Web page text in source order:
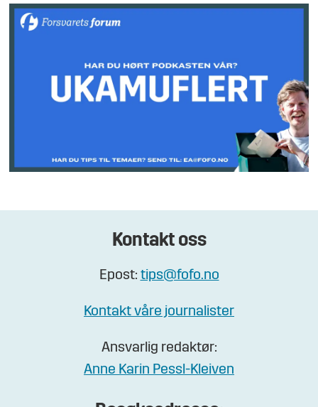
Kontakt oss
Epost: tips@fofo.no
Kontakt våre journalister
Ansvarlig redaktør:
Anne Karin Pessl-Kleiven